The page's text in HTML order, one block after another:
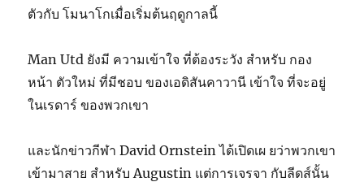
ตัวกับ โมนาโกเมื่อเริ่มต้นฤดูกาลนี้
Man Utd ยังมี ความเข้าใจ ที่ต้องระวัง สำหรับ กอง
หน้า ตัวใหม่ ที่มีชอบ ของเอดิสันคาวานี เข้าใจ ที่จะอยู่
ในเรดาร์ ของพวกเขา
และนักข่าวกีฬา David Ornstein ได้เปิดเผ ยว่าพวกเขา
เข้ามาสาย สำหรับ Augustin แต่การเจรจา กับลีดส์นั้น